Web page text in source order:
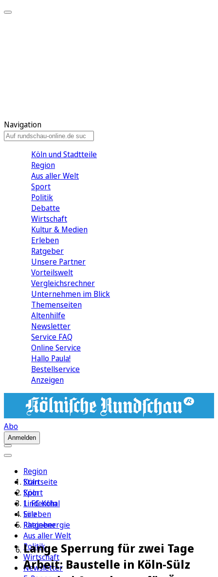
Navigation
Köln und Stadtteile
Region
Aus aller Welt
Sport
Politik
Debatte
Wirtschaft
Kultur & Medien
Erleben
Ratgeber
Unsere Partner
Vorteilswelt
Vergleichsrechner
Unternehmen im Blick
Themenseiten
Altenhilfe
Newsletter
Service FAQ
Online Service
Hallo Paula!
Bestellservice
Anzeigen
Abo
Anmelden
Region
Köln
Sport
1. FC Köln
Erleben
Ratgeber
Aus aller Welt
Politik
Wirtschaft
Newsletter
Startseite
Köln
Lindenthal
Sülz
Rheinenergie
Lange Sperrung für zwei Tage
Arbeit: Baustelle in Köln-Sülz